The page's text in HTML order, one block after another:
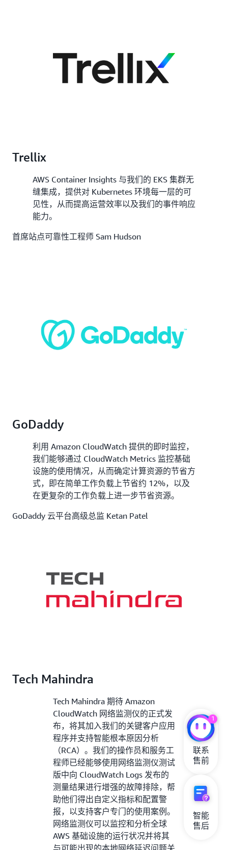
Trellix
AWS Container Insights 与我们的 EKS 集群无
缝集成，提供对 Kubernetes 环境每一层的可
见性，从而提高运营效率以及我们的事件响应
能力。
首席站点可靠性工程师 Sam Hudson
GoDaddy
利用 Amazon CloudWatch 提供的即时监控，
我们能够通过 CloudWatch Metrics 监控基础
设施的使用情况，从而确定计算资源的节省方
式，即在简单工作负载上节省约 12%，以及
在更复杂的工作负载上进一步节省资源。
GoDaddy 云平台高级总监 Ketan Patel
Tech Mahindra
Tech Mahindra 期待 Amazon
CloudWatch 网络监测仪的正式发
布，将其加入我们的关键客户应用
程序并支持智能根本原因分析
（RCA）。我们的操作员和服务工
程师已经能够使用网络监测仪测试
版中向 CloudWatch Logs 发布的
测量结果进行增强的故障排除，帮
助他们得出自定义指标和配置警
报，以支持客户专门的使用案例。
网络监测仪可以监控和分析全球
AWS 基础设施的运行状况并将其
与可能出现的本地网络延迟问题关
1
联系
售前
智能
售后